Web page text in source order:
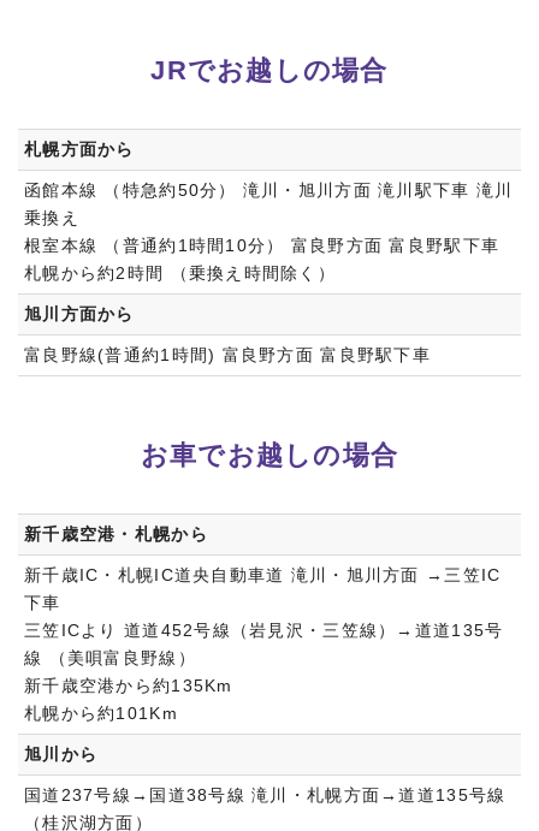
JRでお越しの場合
札幌方面から
函館本線 （特急約50分） 滝川・旭川方面 滝川駅下車 滝川
乗換え
根室本線 （普通約1時間10分） 富良野方面 富良野駅下車
札幌から約2時間 （乗換え時間除く）
旭川方面から
富良野線(普通約1時間) 富良野方面 富良野駅下車
お車でお越しの場合
新千歳空港・札幌から
新千歳IC・札幌IC道央自動車道 滝川・旭川方面 →三笠IC
下車
三笠ICより 道道452号線（岩見沢・三笠線）→道道135号
線 （美唄富良野線）
新千歳空港から約135Km
札幌から約101Km
旭川から
国道237号線→国道38号線 滝川・札幌方面→道道135号線
（桂沢湖方面）